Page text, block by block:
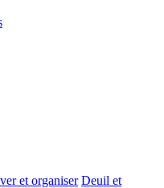
et organiser Deuil et